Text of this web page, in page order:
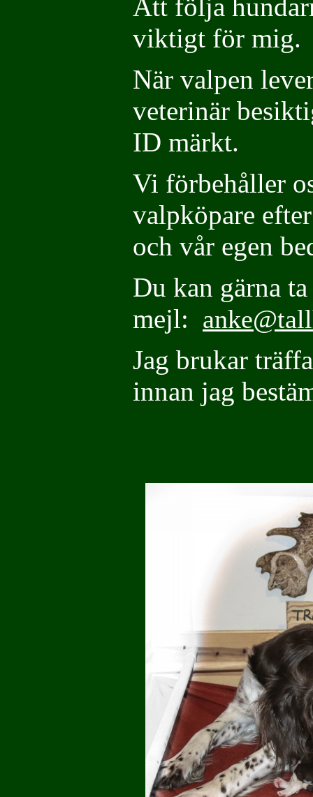
Att följa
viktigt för mig.
När valpen
veterinär
ID märkt.
Vi förbehåller
valpköpare
och vår egen
Du kan gärna
mejl:
Jag brukar
innan jag